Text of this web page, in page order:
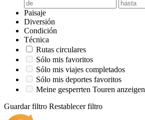
Paisaje
Diversión
Condición
Técnica
Rutas circulares
Sólo mis favoritos
Sólo mis viajes completados
Sólo mis deportes favoritos
Meine gesperrten Touren anzeigen
Guardar filtro Restablecer filtro